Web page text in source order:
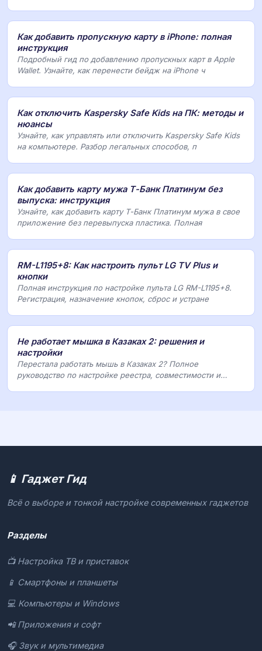
Как добавить пропускную карту в iPhone: полная
инструкция
Подробный гид по добавлению пропускных карт в Apple
Wallet. Узнайте, как перенести бейдж на iPhone ч
Как отключить Kaspersky Safe Kids на ПК: методы и
нюансы
Узнайте, как управлять или отключить Kaspersky Safe Kids
на компьютере. Разбор легальных способов, п
Как добавить карту мужа Т-Банк Платинум без
выпуска: инструкция
Узнайте, как добавить карту Т-Банк Платинум мужа в свое
приложение без перевыпуска пластика. Полная
RM-L1195+8: Как настроить пульт LG TV Plus и
кнопки
Полная инструкция по настройке пульта LG RM-L1195+8.
Регистрация, назначение кнопок, сброс и устране
Не работает мышка в Казаках 2: решения и
настройки
Перестала работать мышь в Казаках 2? Полное
руководство по настройке реестра, совместимости и
📱 Гаджет Гид
Всё о выборе и тонкой настройке современных гаджетов
Разделы
📺 Настройка ТВ и приставок
📱 Смартфоны и планшеты
💻 Компьютеры и Windows
📲 Приложения и софт
🎧 Звук и мультимедиа